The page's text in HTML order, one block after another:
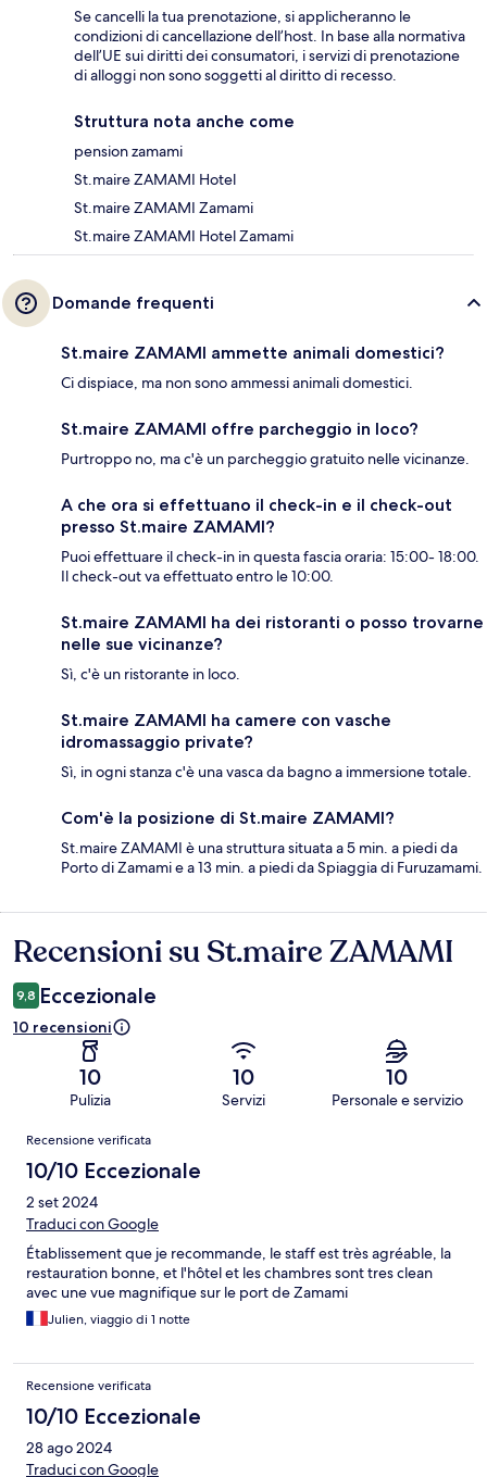
Se cancelli la tua prenotazione, si applicheranno le
condizioni di cancellazione dell’host. In base alla normativa
dell’UE sui diritti dei consumatori, i servizi di prenotazione
di alloggi non sono soggetti al diritto di recesso.
Struttura nota anche come
pension zamami
St.maire ZAMAMI Hotel
St.maire ZAMAMI Zamami
St.maire ZAMAMI Hotel Zamami
Domande frequenti
St.maire ZAMAMI ammette animali domestici?
Ci dispiace, ma non sono ammessi animali domestici.
St.maire ZAMAMI offre parcheggio in loco?
Purtroppo no, ma c'è un parcheggio gratuito nelle vicinanze.
A che ora si effettuano il check-in e il check-out
presso St.maire ZAMAMI?
Puoi effettuare il check-in in questa fascia oraria: 15:00- 18:00.
Il check-out va effettuato entro le 10:00.
St.maire ZAMAMI ha dei ristoranti o posso trovarne
nelle sue vicinanze?
Sì, c'è un ristorante in loco.
St.maire ZAMAMI ha camere con vasche
idromassaggio private?
Sì, in ogni stanza c'è una vasca da bagno a immersione totale.
Com'è la posizione di St.maire ZAMAMI?
St.maire ZAMAMI è una struttura situata a 5 min. a piedi da
Porto di Zamami e a 13 min. a piedi da Spiaggia di Furuzamami.
Recensioni
Recensioni su St.maire ZAMAMI
9,8 Eccezionale
10 recensioni
10
Pulizia
10
Servizi
10
Personale e servizio
Recensioni
Recensione verificata
10/10 Eccezionale
2 set 2024
Traduci con Google
Établissement que je recommande, le staff est très agréable, la
restauration bonne, et l'hôtel et les chambres sont tres clean
avec une vue magnifique sur le port de Zamami
Julien, viaggio di 1 notte
Recensione verificata
10/10 Eccezionale
28 ago 2024
Traduci con Google